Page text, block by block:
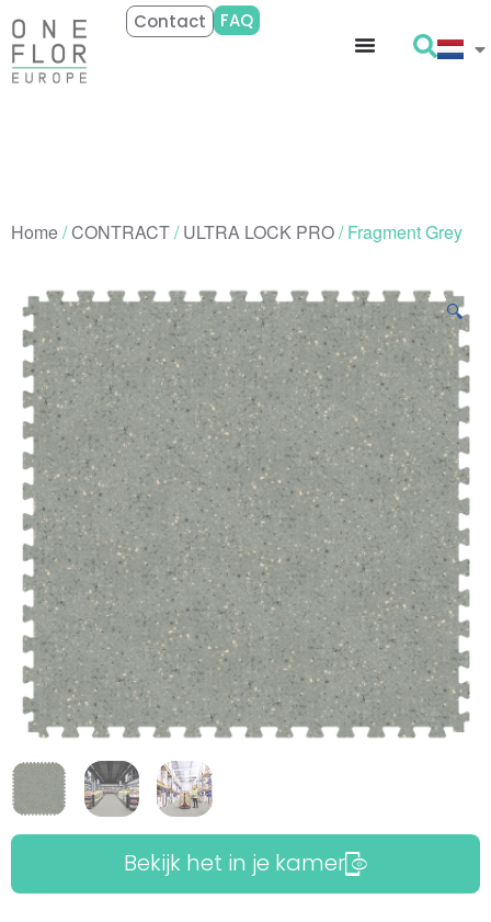
Contact FAQ
Home/CONTRACT/ULTRA LOCK PRO/ Fragment Grey
🔍
Bekijk het in je kamer